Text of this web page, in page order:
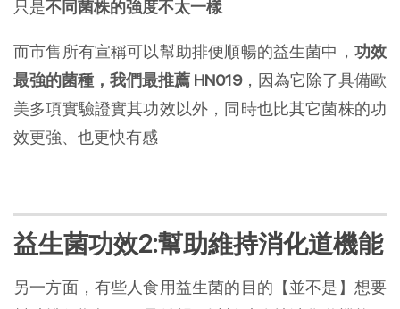
只是不同菌株的強度不太一樣
而市售所有宣稱可以幫助排便順暢的益生菌中， 功效
最強的菌種，我們最推薦 HN019，因為它除了具備歐
美多項實驗證實其功效以外，同時也比其它菌株的功
效更強、也更快有感
益生菌功效2:幫助維持消化道機能
另一方面，有些人食用益生菌的目的【並不是】想要